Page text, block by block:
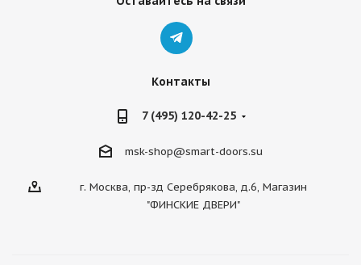
Контакты
7 (495) 120-42-25
msk-shop@smart-doors.su
г. Москва, пр-зд Серебрякова, д.6, Магазин
"ФИНСКИЕ ДВЕРИ"